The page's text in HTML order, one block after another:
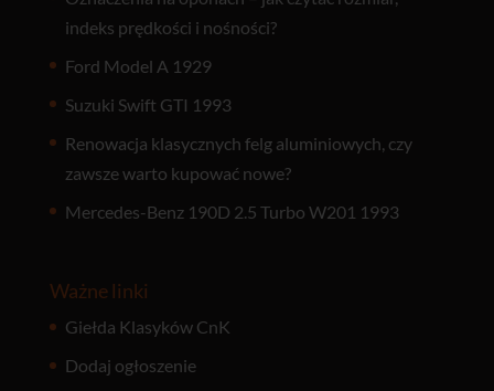
indeks prędkości i nośności?
Ford Model A 1929
Suzuki Swift GTI 1993
Renowacja klasycznych felg aluminiowych, czy
zawsze warto kupować nowe?
Mercedes-Benz 190D 2.5 Turbo W201 1993
Ważne linki
Giełda Klasyków CnK
Dodaj ogłoszenie